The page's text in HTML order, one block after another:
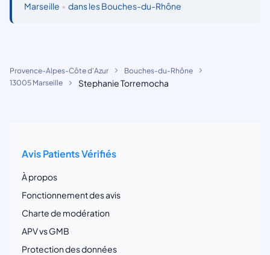
Marseille • dans les Bouches-du-Rhône
Provence-Alpes-Côte d'Azur
Bouches-du-Rhône
13005 Marseille
Stephanie Torremocha
Avis Patients Vérifiés
À propos
Fonctionnement des avis
Charte de modération
APV vs GMB
Protection des données